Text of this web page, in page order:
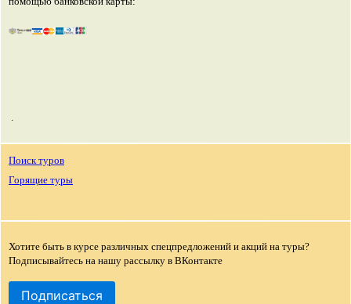
Поиск туров
Горящие туры
Хотите быть в курсе различных спецпредложений и акций на туры?
Подписывайтесь на нашу рассылку в ВКонтакте
Подписаться